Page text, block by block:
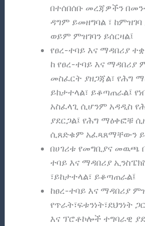
በተሰበሰቡ መረጃዎችን
ዳግም ይመዘግባል ፣ ከምዝገባ
ወይም ምዝገባን ይሰርዛል፤
የፀረ-ተባይ እና ማዳበሪያ
ከ የፀረ-ተባይ እና ማዳበሪያ
መስፈርት ያዘጋጃል፣ የሕግ
ይከታተላል፣ ይቆጣጠራል፤
አስፈላጊ ሲሆንም አዳዲስ
ያደርጋል፤ የሕግ ማዕቀፎቹ
ሲጸድቁም አፈጻጸማቸውን
በሀገሪቱ የመግቢያና መዉጫ
ተባይ እና ማዳበሪያ
፣ይከታተላል፣ ይቆጣጠራል፤
ከፀረ-ተባይ እና ማዳበሪያ
የጥራት፣ፍቱንነት፣ደህንነት
እና ፕሮቶኮሎች ተግባራዊ